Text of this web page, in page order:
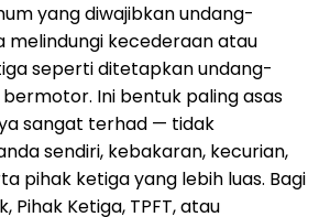
yang diwajibkan undang-
melindungi kecederaan atau
seperti ditetapkan undang-
Ini bentuk paling asas
sangat terhad — tidak
sendiri, kebakaran, kecurian,
pihak ketiga yang lebih luas. Bagi
Pihak Ketiga, TPFT, atau